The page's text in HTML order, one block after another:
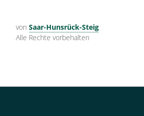
von Saar-Hunsrück-Steig
Alle Rechte vorbehalten